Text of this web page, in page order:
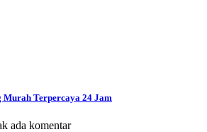
Murah Terpercaya 24 Jam
ada komentar